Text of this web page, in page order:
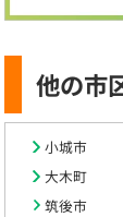
他の市
小城市
大木町
筑後市